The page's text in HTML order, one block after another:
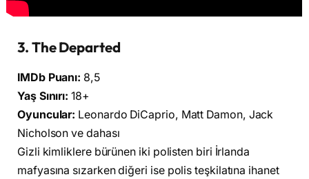
3. The Departed
IMDb Puanı: 8,5
Yaş Sınırı: 18+
Oyuncular: Leonardo DiCaprio, Matt Damon, Jack
Nicholson ve dahası
Gizli kimliklere bürünen iki polisten biri İrlanda
mafyasına sızarken diğeri ise polis teşkilatına ihanet